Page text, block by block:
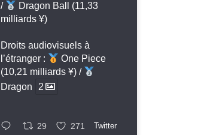
/
Dragon Ball (11,33
milliards ¥)
Droits audiovisuels à
l’étranger :
One Piece
(10,21 milliards ¥) /
Dragon
2
29 271 Twitter